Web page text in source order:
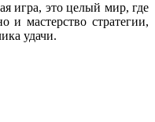
игра, это целый мир, где
и мастерство стратегии,
удачи.